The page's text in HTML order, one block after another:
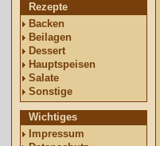
Rezepte
Backen
Beilagen
Dessert
Hauptspeisen
Salate
Sonstige
Wichtiges
Impressum